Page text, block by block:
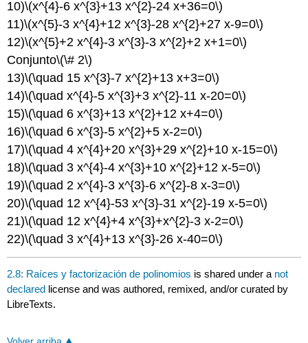
10)\(x^{4}-6 x^{3}+13 x^{2}-24 x+36=0\)
11)\(x^{5}-3 x^{4}+12 x^{3}-28 x^{2}+27 x-9=0\)
12)\(x^{5}+2 x^{4}-3 x^{3}-3 x^{2}+2 x+1=0\)
Conjunto\(\# 2\)
13)\(\quad 15 x^{3}-7 x^{2}+13 x+3=0\)
14)\(\quad x^{4}-5 x^{3}+3 x^{2}-11 x-20=0\)
15)\(\quad 6 x^{3}+13 x^{2}+12 x+4=0\)
16)\(\quad 6 x^{3}-5 x^{2}+5 x-2=0\)
17)\(\quad 4 x^{4}+20 x^{3}+29 x^{2}+10 x-15=0\)
18)\(\quad 3 x^{4}-4 x^{3}+10 x^{2}+12 x-5=0\)
19)\(\quad 2 x^{4}-3 x^{3}-6 x^{2}-8 x-3=0\)
20)\(\quad 12 x^{4}-53 x^{3}-31 x^{2}-19 x-5=0\)
21)\(\quad 12 x^{4}+4 x^{3}+x^{2}-3 x-2=0\)
22)\(\quad 3 x^{4}+13 x^{3}-26 x-40=0\)
2.8: Raíces y factorización de polinomios is shared under a not
declared license and was authored, remixed, and/or curated by
LibreTexts.